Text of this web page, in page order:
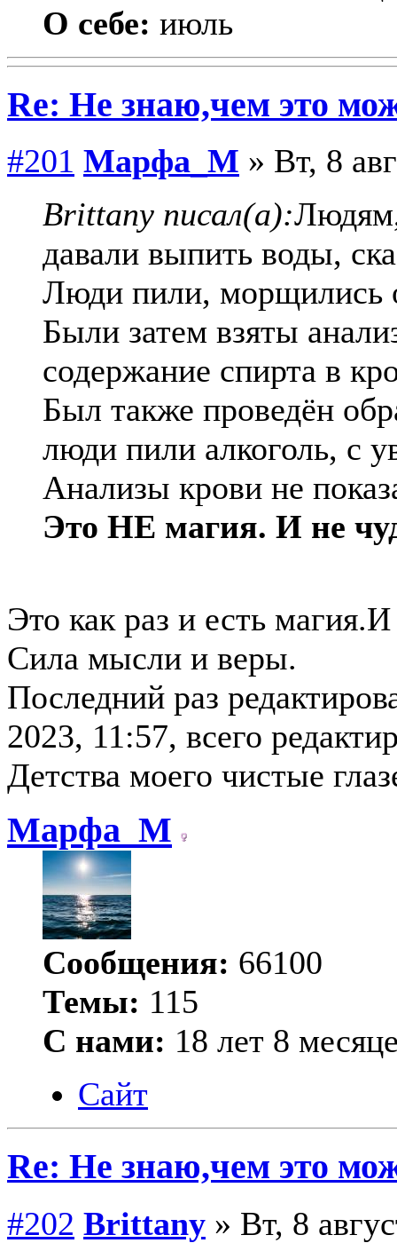
О себе: июль
Re: Не знаю,чем это
#201 Марфа_М » Вт, 8
Brittany писал(а):
давали выпить воды,
Люди пили, морщились
Были затем взяты
содержание спирта в
Был также проведён
люди пили алкоголь, с
Анализы крови не
Это НЕ магия. И не
Это как раз и есть
Сила мысли и веры.
Последний раз
2023, 11:57, всего
Детства моего чистые
Марфа_М
Сообщения: 66100
Темы: 115
С нами: 18 лет 8
Сайт
Re: Не знаю,чем это
#202 Brittany » Вт, 8